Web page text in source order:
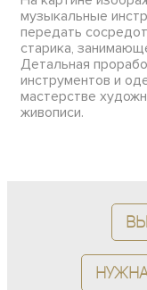
музыкальные
передать
старика,
Детальная
инструментов и
мастерстве
живописи.